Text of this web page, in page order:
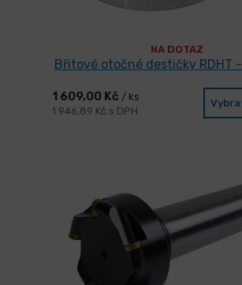
NA DOTAZ
Břitové otočné destičky RDHT
1 609,00 Kč / ks
1 946,89 Kč s DPH